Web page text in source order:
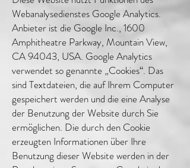
Webanalysedienstes Google Analytics.
Anbieter ist die Google Inc., 1600
Amphitheatre Parkway, Mountain View,
CA 94043, USA. Google Analytics
verwendet so genannte „Cookies“. Das
sind Textdateien, die auf Ihrem Computer
gespeichert werden und die eine Analyse
der Benutzung der Website durch Sie
ermöglichen. Die durch den Cookie
erzeugten Informationen über Ihre
Benutzung dieser Website werden in der